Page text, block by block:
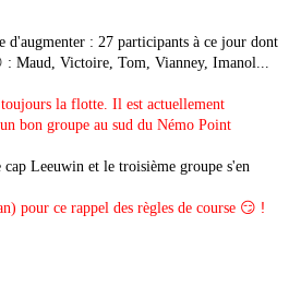
d'augmenter : 27 participants à ce jour dont
: Maud, Victoire, Tom, Vianney, Imanol...
la flotte. Il est actuellement
bon groupe au sud du Némo Point
cap Leeuwin et le troisième groupe s'en
pour ce rappel des règles de course 😏 !